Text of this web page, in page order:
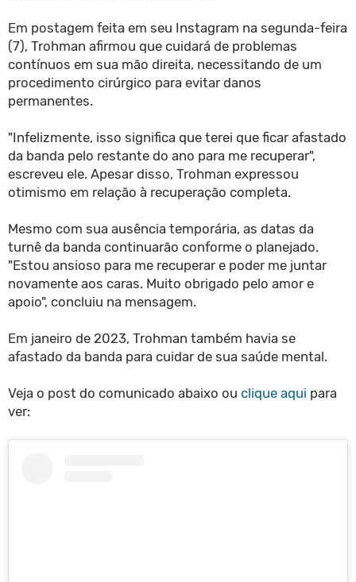
Em postagem feita em seu Instagram na segunda-feira
(7), Trohman afirmou que cuidará de problemas
contínuos em sua mão direita, necessitando de um
procedimento cirúrgico para evitar danos
permanentes.
"Infelizmente, isso significa que terei que ficar afastado
da banda pelo restante do ano para me recuperar",
escreveu ele. Apesar disso, Trohman expressou
otimismo em relação à recuperação completa.
Mesmo com sua ausência temporária, as datas da
turnê da banda continuarão conforme o planejado.
"Estou ansioso para me recuperar e poder me juntar
novamente aos caras. Muito obrigado pelo amor e
apoio", concluiu na mensagem.
Em janeiro de 2023, Trohman também havia se
afastado da banda para cuidar de sua saúde mental.
Veja o post do comunicado abaixo ou clique aqui para
ver: